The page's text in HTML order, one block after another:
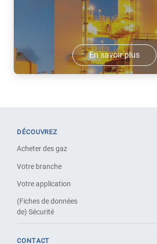
En savoir plus
DÉCOUVREZ
Acheter des gaz
Votre branche
Votre application
(Fiches de données
de) Sécurité
CONTACT